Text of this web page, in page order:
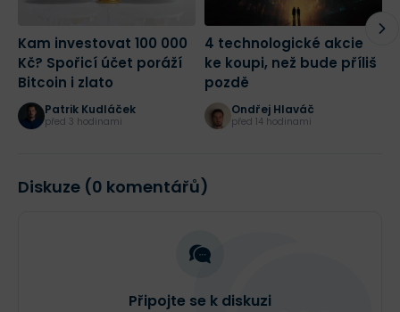
Kam investovat 100 000
Kč? Spořicí účet poráží
Bitcoin i zlato
Patrik Kudláček
před 3 hodinami
4 technologické akcie
ke koupi, než bude příliš
pozdě
Ondřej Hlaváč
před 14 hodinami
Diskuze (0 komentářů)
Připojte se k diskuzi